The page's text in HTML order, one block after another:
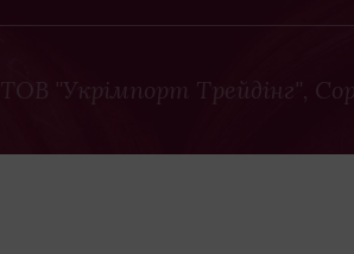
ТОВ "Укрімпорт Трейдінг",